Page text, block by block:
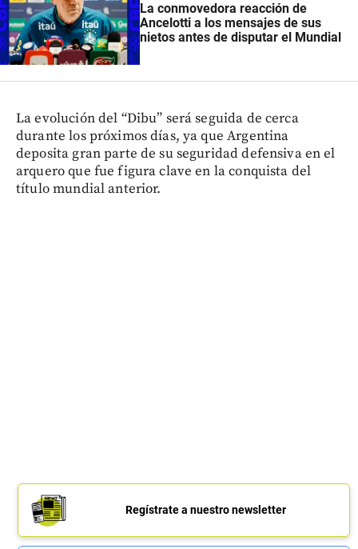
La conmovedora reacción de
Ancelotti a los mensajes de sus
nietos antes de disputar el Mundial
La evolución del “Dibu” será seguida de cerca
durante los próximos días, ya que Argentina
deposita gran parte de su seguridad defensiva en el
arquero que fue figura clave en la conquista del
título mundial anterior.
Regístrate a nuestro newsletter